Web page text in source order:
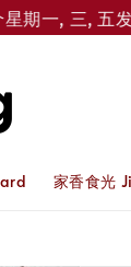
, 三, 五发货 (
家香食光